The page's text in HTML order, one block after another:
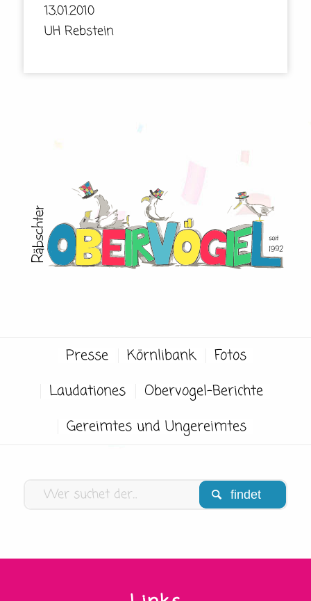
13.01.2010
UH Rebstein
Presse Körnlibank
Fotos
Laudationes
Obervogel-Berichte
Gereimtes und Ungereimtes